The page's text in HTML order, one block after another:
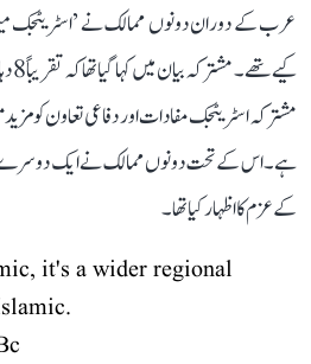
عرب کے دوران دونوں ممالک نے ’اسٹریٹجک
مشترکہ اسٹریٹجک مفادات اور دفاعی تعاون کو مزید
ہے۔ اس کے تحت دونوں ممالک نے ایک دوسرے
کے عزم کا اظہار کیا تھا۔
it's a wider regional